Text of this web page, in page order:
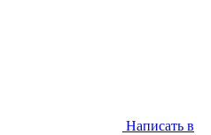
Написать в